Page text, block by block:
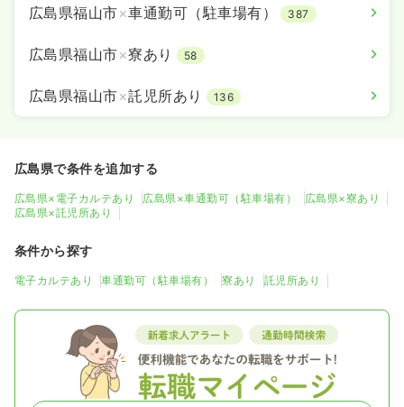
広島県福山市×車通勤可（駐車場有） 387
広島県福山市×寮あり 58
広島県福山市×託児所あり 136
広島県で条件を追加する
広島県×電子カルテあり 広島県×車通勤可（駐車場有）
広島県×寮あり
広島県×託児所あり
条件から探す
電子カルテあり 車通勤可（駐車場有） 寮あり 託児所あり